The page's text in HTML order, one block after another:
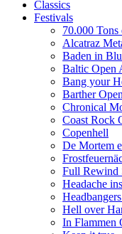
Classics
Festivals
70.000
Alcatraz
Baden in
Baltic Open
Bang your
Barther
Chronical
Coast Rock
Copenhell
De Mortem
Full Rewind
Headache
Hell over
In Flammen